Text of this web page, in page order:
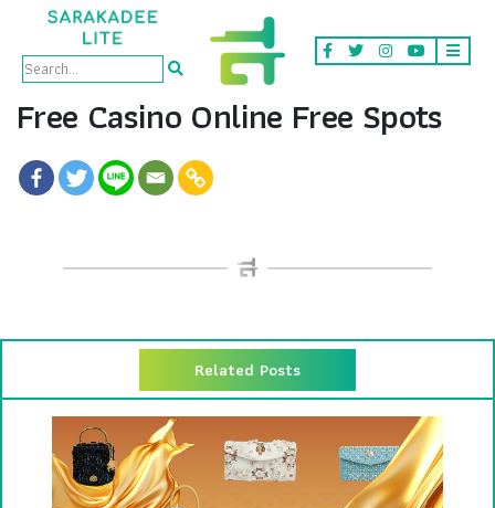
Free Casino Online Free Spots
Related Posts